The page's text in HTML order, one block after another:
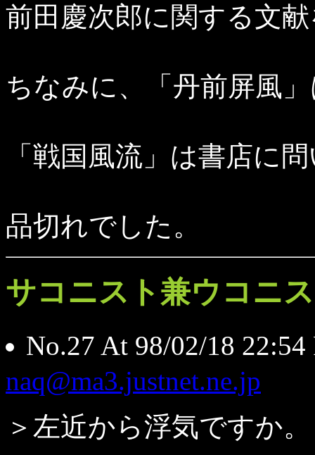
前田慶次郎に関する文
ちなみに、「丹前屏風
「戦国風流」は書店に
品切れでした。
サコニスト兼ウコニ
No.27 At 98/02/18
naq@ma3.justnet.ne.jp
＞左近から浮気ですか。